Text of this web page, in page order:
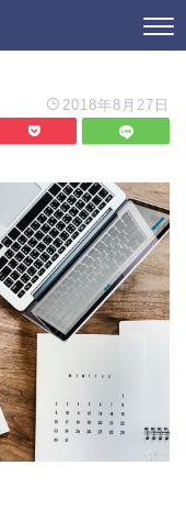
2018年8月27日